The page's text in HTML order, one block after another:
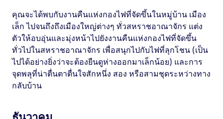
คุณจะได้พบกับงานคืนแห่งกองไฟที่จัดขึ้นในหมู่บ้าน เมือง
เล็ก ไปจนถึงถึงเมืองใหญ่ต่างๆ ทั่วสหราชอาณาจักร แต่ง
ตัวให้อบอุ่นและมุ่งหน้าไปยังงานคืนแห่งกองไฟที่จัดขึ้น
ทั่วไปในสหราชอาณาจักร เพื่อสนุกไปกับไฟที่ลุกโชน (เป็น
ไปได้อย่างยิ่งว่าจะต้องยืนดูห่างออกมาเล็กน้อย) และการ
จุดพลุที่น่าตื่นตาตื่นใจสักหนึ่ง สอง หรือสามชุดระหว่างทาง
กลับบ้าน